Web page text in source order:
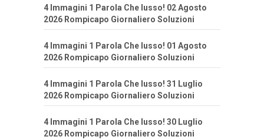
4 Immagini 1 Parola Che lusso! 02 Agosto
2026 Rompicapo Giornaliero Soluzioni
4 Immagini 1 Parola Che lusso! 01 Agosto
2026 Rompicapo Giornaliero Soluzioni
4 Immagini 1 Parola Che lusso! 31 Luglio
2026 Rompicapo Giornaliero Soluzioni
4 Immagini 1 Parola Che lusso! 30 Luglio
2026 Rompicapo Giornaliero Soluzioni